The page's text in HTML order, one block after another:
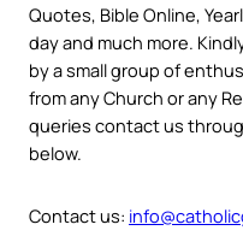
Quotes, Bible Online,
day and much more.
by a small group of
from any Church or any
queries contact us
below.
Contact us: